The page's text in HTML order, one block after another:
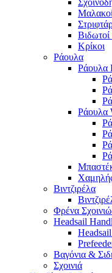
Κρίκοι
Ράουλα
Ράουλα
Ράουλα
Βιντζιρέλα
Φρένα
Headsail
Βαγόνια &
Σχοινιά